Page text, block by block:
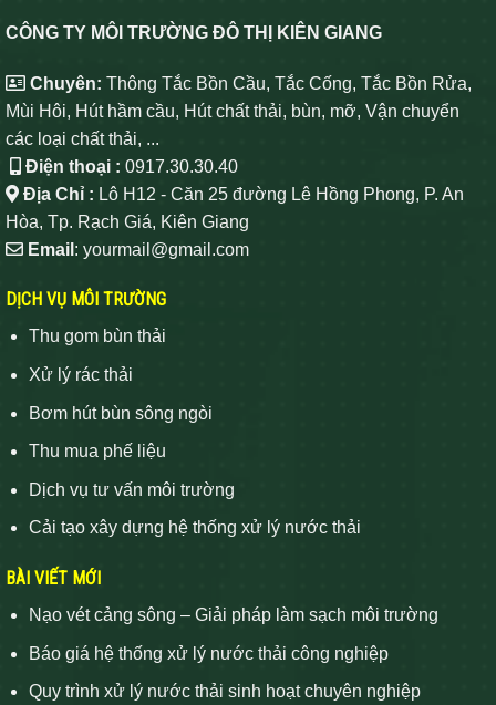
CÔNG TY MÔI TRƯỜNG ĐÔ THỊ KIÊN GIANG
Chuyên: Thông Tắc Bồn Cầu, Tắc Cống, Tắc Bồn Rửa,
Mùi Hôi, Hút hầm cầu, Hút chất thải, bùn, mỡ, Vận chuyển
các loại chất thải, ...
Điện thoại : 0917.30.30.40
Địa Chỉ : Lô H12 - Căn 25 đường Lê Hồng Phong, P. An
Hòa, Tp. Rạch Giá, Kiên Giang
Email : yourmail@gmail.com
DỊCH VỤ MÔI TRƯỜNG
Thu gom bùn thải
Xử lý rác thải
Bơm hút bùn sông ngòi
Thu mua phế liệu
Dịch vụ tư vấn môi trường
Cải tạo xây dựng hệ thống xử lý nước thải
BÀI VIẾT MỚI
Nạo vét cảng sông – Giải pháp làm sạch môi trường
Báo giá hệ thống xử lý nước thải công nghiệp
Quy trình xử lý nước thải sinh hoạt chuyên nghiệp